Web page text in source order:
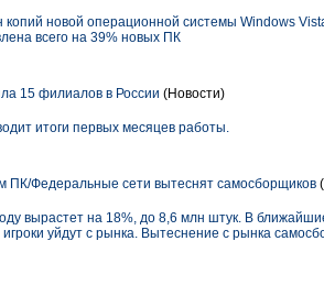
новой операционной системы Windows
всего на 39% новых ПК
15 филиалов в России (Новости)
итоги первых месяцев работы.
ПК/Федеральные сети вытеснят самосборщиков
вырастет на 18%, до 8,6 млн штук. В
уйдут с рынка. Вытеснение с рынка